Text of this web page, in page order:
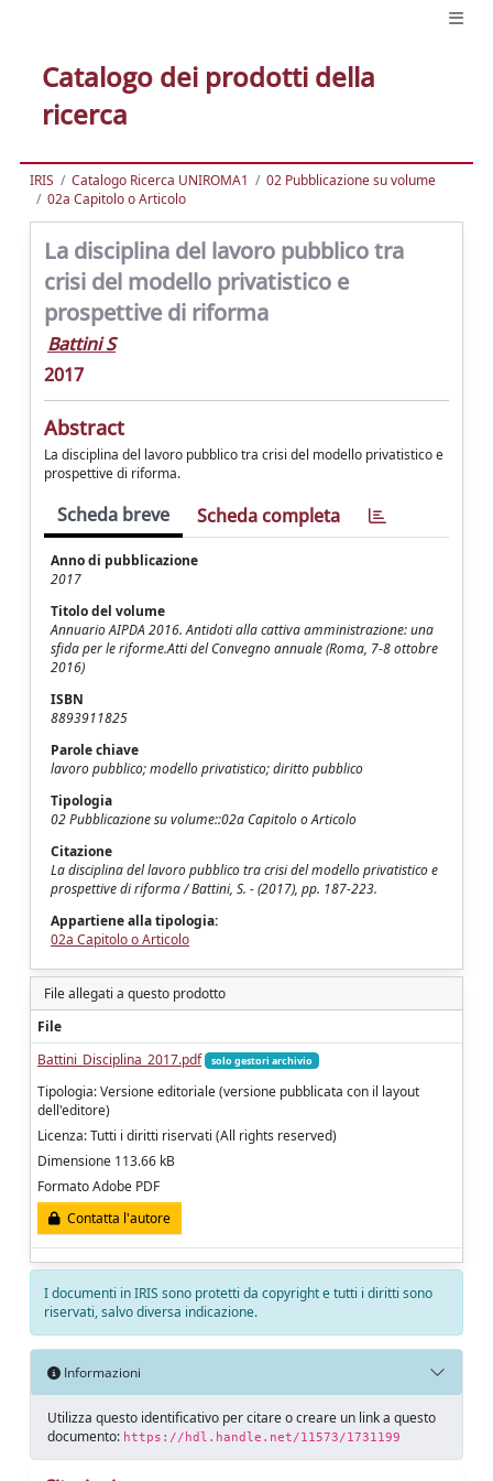
Catalogo dei prodotti della
ricerca
IRIS Catalogo Ricerca UNIROMA1
02 Pubblicazione su volume
02a Capitolo o Articolo
La disciplina del lavoro pubblico tra
crisi del modello privatistico e
prospettive di riforma
Battini S
2017
Abstract
La disciplina del lavoro pubblico tra crisi del modello privatistico e
prospettive di riforma.
Scheda breve Scheda completa
Anno di pubblicazione
2017
Titolo del volume
Annuario AIPDA 2016. Antidoti alla cattiva amministrazione: una
sfida per le riforme.Atti del Convegno annuale (Roma, 7-8 ottobre
2016)
ISBN
8893911825
Parole chiave
lavoro pubblico; modello privatistico; diritto pubblico
Tipologia
02 Pubblicazione su volume::02a Capitolo o Articolo
Citazione
La disciplina del lavoro pubblico tra crisi del modello privatistico e
prospettive di riforma / Battini, S. - (2017), pp. 187-223.
Appartiene alla tipologia:
02a Capitolo o Articolo
File allegati a questo prodotto
File
Battini_Disciplina_2017.pdf
solo gestori archivio
Tipologia: Versione editoriale (versione pubblicata con il layout
dell'editore)
Licenza: Tutti i diritti riservati (All rights reserved)
Dimensione 113.66 kB
Formato Adobe PDF
Contatta l'autore
I documenti in IRIS sono protetti da copyright e tutti i diritti sono
riservati, salvo diversa indicazione.
Informazioni
Utilizza questo identificativo per citare o creare un link a questo
documento: https://hdl.handle.net/11573/1731199